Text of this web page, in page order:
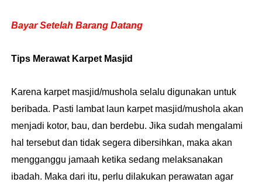
Bayar Setelah Barang Datang
Tips Merawat Karpet Masjid
Karena karpet masjid/mushola selalu digunakan untuk
beribada. Pasti lambat laun karpet masjid/mushola akan
menjadi kotor, bau, dan berdebu. Jika sudah mengalami
hal tersebut dan tidak segera dibersihkan, maka akan
mengganggu jamaah ketika sedang melaksanakan
ibadah. Maka dari itu, perlu dilakukan perawatan agar